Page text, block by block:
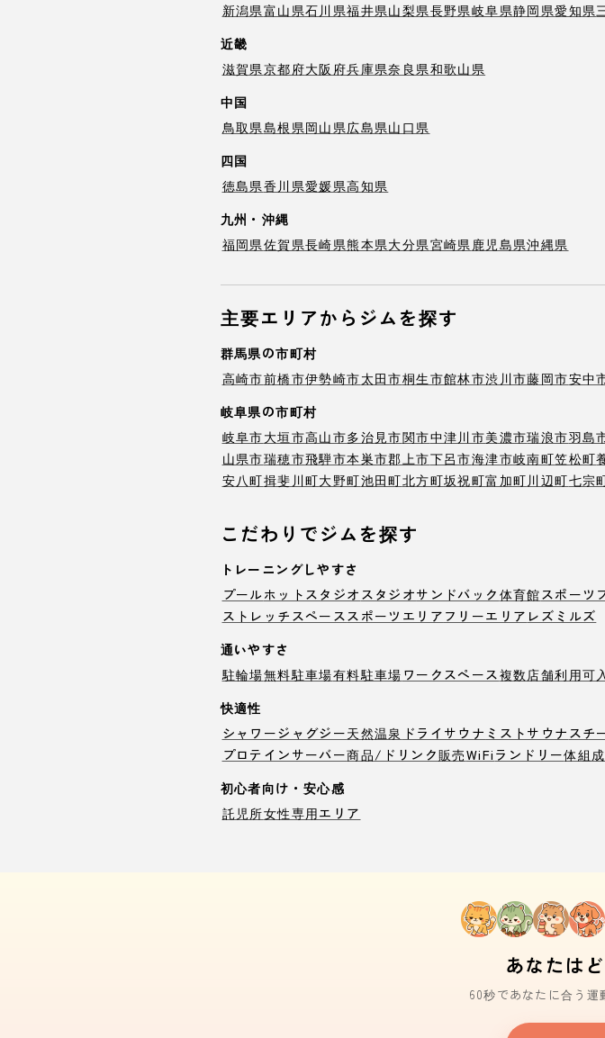
新潟県富山県石川県福井県山梨県長野県岐阜県静岡県愛知県
近畿
滋賀県京都府大阪府兵庫県奈良県和歌山県
中国
鳥取県島根県岡山県広島県山口県
四国
徳島県香川県愛媛県高知県
九州・沖縄
福岡県佐賀県長崎県熊本県大分県宮崎県鹿児島県沖縄県
主要エリアからジムを探す
群馬県の市町村
高崎市前橋市伊勢崎市太田市桐生市館林市渋川市藤岡市安中
岐阜県の市町村
岐阜市大垣市高山市多治見市関市中津川市美濃市瑞浪市羽島
山県市瑞穂市飛騨市本巣市郡上市下呂市海津市岐南町笠松町
安八町揖斐川町大野町池田町北方町坂祝町富加町川辺町七宗
こだわりでジムを探す
トレーニングしやすさ
プールホットスタジオ スタジオサンドバック 体育館スポーツ
ストレッチスペーススポーツエリア フリーエリア レズミルズ
通いやすさ
駐輪場無料駐車場有料駐車場 ワークスペース複数店舗利用可
快適性
シャワージャグジー天然温泉 ドライサウナ ミストサウナ スチ
プロテインサーバー商品/ドリンク販売WiFi ランドリー体組
初心者向け・安心感
託児所女性専用エリア
あなたは
60秒であなたに合う